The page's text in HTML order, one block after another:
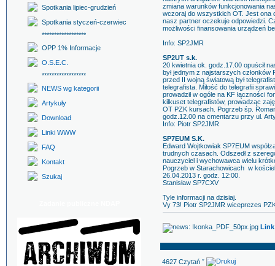
Spotkania lipiec-grudzień
Spotkania styczeń-czerwiec
******************
OPP 1% Informacje
O.S.E.C.
******************
NEWS wg kategorii
Artykuły
Download
Linki WWW
FAQ
Kontakt
Szukaj
zmiana warunków funkcjonowania
wczoraj do wszystkich OT. Jest ona
nasz partner oczekuje odpowiedzi.
możliwości finansowania urządzeń
Info: SP2JMR
SP2UT s.k.
20 kwietnia ok. godz.17.00 opuścił
był jednym z najstarszych
przed II wojną światową był
telegrafista. Miłość do telegrafii
prowadził w ogóle na KF łączności
kilkuset telegrafistów, prowadząc
OT PZK kursach. Pogrzeb śp.
godz.12.00 na cmentarzu przy ul.
Info: Piotr SP2JMR
SP7EUM S.K.
Edward Wojtkowiak SP7EUM
trudnych czasach. Odszedł z
nauczyciel i wychowawca wielu
Pogrzeb w Starachowicach w
26.04.2013 r. godz. 12:00.
Stanisław SP7CXV
Tyle informacji na dzisiaj.
Vy 73! Piotr SP2JMR wiceprezes
4627 Czytań ˇ